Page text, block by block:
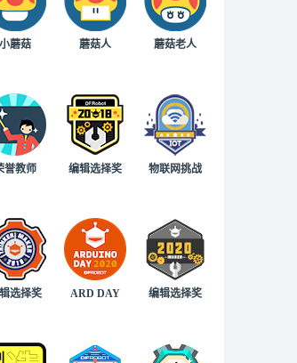
小蘑菇 蘑菇人 蘑菇老人
誉教师 编辑选择奖 物联网挑战
选择奖 ARD DAY 编辑选择奖